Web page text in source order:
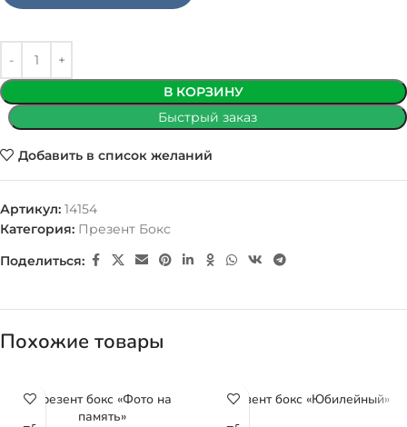
В КОРЗИНУ
Быстрый заказ
Добавить в список желаний
Артикул: 14154
Категория: Презент Бокс
Поделиться:
Похожие товары
Презент бокс «Фото на
память»
Презент бокс «Юбилейный»